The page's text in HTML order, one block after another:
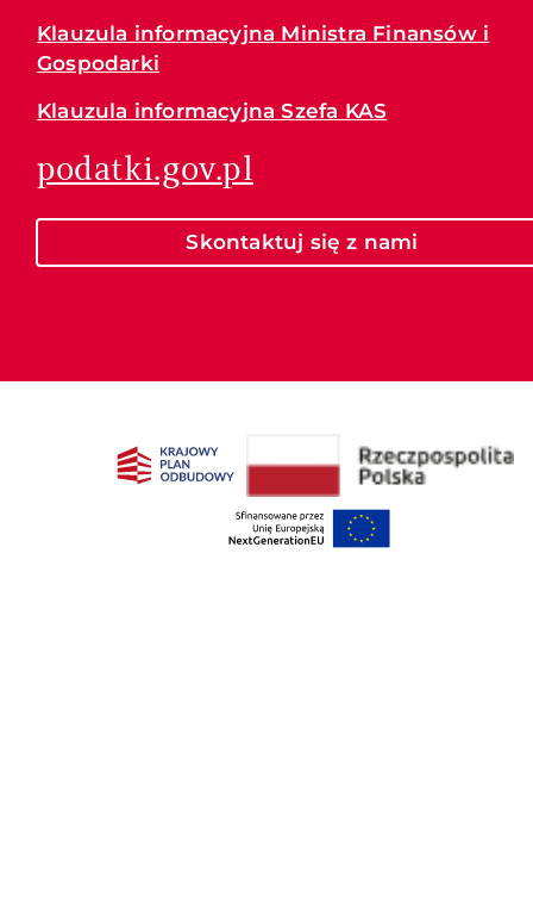
Klauzula informacyjna Ministra Finansów i
Gospodarki
Klauzula informacyjna Szefa KAS
podatki.gov.pl
Skontaktuj się z nami